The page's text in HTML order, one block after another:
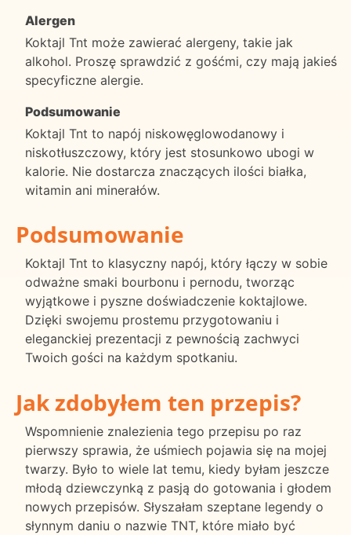
Alergen
Koktajl Tnt może zawierać alergeny, takie jak
alkohol. Proszę sprawdzić z gośćmi, czy mają jakieś
specyficzne alergie.
Podsumowanie
Koktajl Tnt to napój niskowęglowodanowy i
niskotłuszczowy, który jest stosunkowo ubogi w
kalorie. Nie dostarcza znaczących ilości białka,
witamin ani minerałów.
Podsumowanie
Koktajl Tnt to klasyczny napój, który łączy w sobie
odważne smaki bourbonu i pernodu, tworząc
wyjątkowe i pyszne doświadczenie koktajlowe.
Dzięki swojemu prostemu przygotowaniu i
eleganckiej prezentacji z pewnością zachwyci
Twoich gości na każdym spotkaniu.
Jak zdobyłem ten przepis?
Wspomnienie znalezienia tego przepisu po raz
pierwszy sprawia, że uśmiech pojawia się na mojej
twarzy. Było to wiele lat temu, kiedy byłam jeszcze
młodą dziewczynką z pasją do gotowania i głodem
nowych przepisów. Słyszałam szeptane legendy o
słynnym daniu o nazwie TNT, które miało być